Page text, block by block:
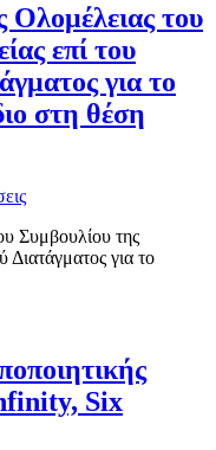
του
επί του
για το
στη θέση
Συμβουλίου της
Διατάγματος για το
Six